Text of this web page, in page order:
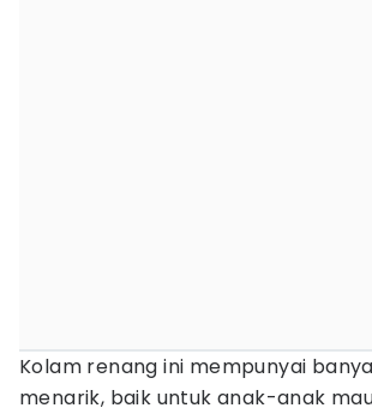
Kolam renang ini mempunyai
menarik, baik untuk anak-anak